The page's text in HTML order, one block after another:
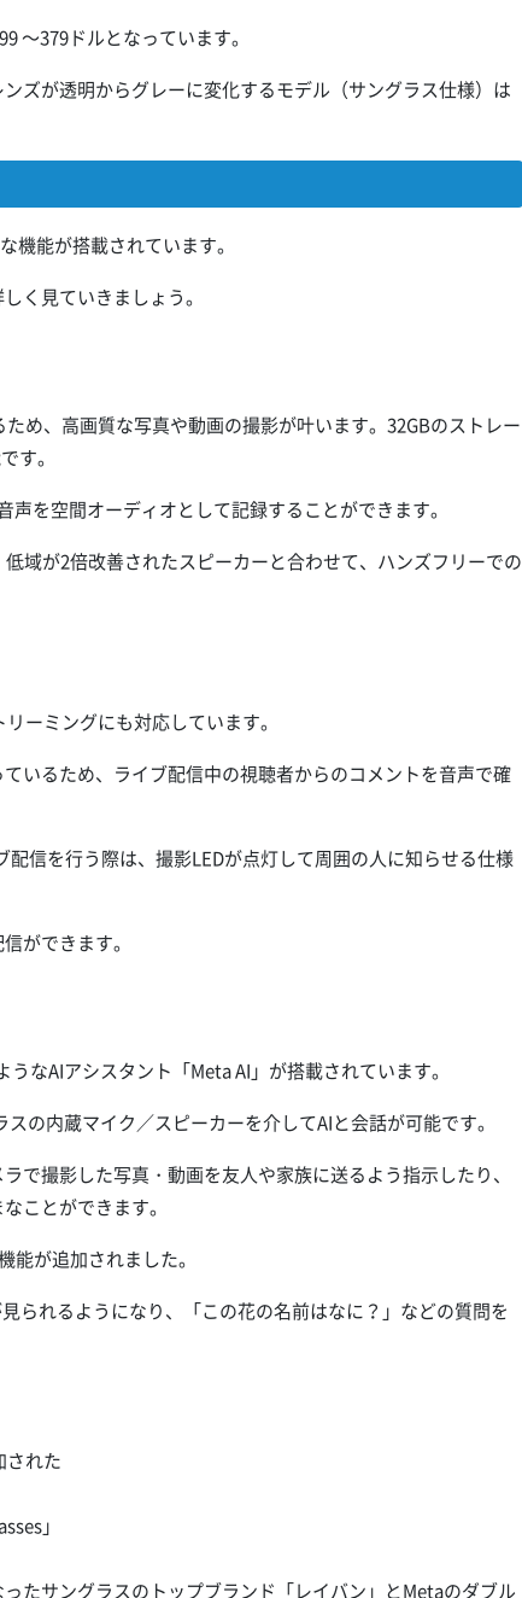
～379ドルとなっています。
ズが透明からグレーに変化するモデル（サングラス仕様）は
機能が搭載されています。
く見ていきましょう。
め、高画質な写真や動画の撮影が叶います。32GBのストレー
す。
を空間オーディオとして記録することができます。
域が2倍改善されたスピーカーと合わせて、ハンズフリーでの
ーミングにも対応しています。
いるため、ライブ配信中の視聴者からのコメントを音声で確
信を行う際は、撮影LEDが点灯して周囲の人に知らせる仕様
ができます。
なAIアシスタント「Meta AI」が搭載されています。
の内蔵マイク／スピーカーを介してAIと会話が可能です。
で撮影した写真・動画を友人や家族に送るよう指示したり、
ことができます。
能が追加されました。
られるようになり、「この花の名前はなに？」などの質問を
された
」
たサングラスのトップブランド「レイバン」とMetaのダブル